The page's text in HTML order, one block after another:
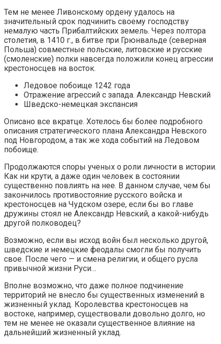
Тем не менее Ливонскому ордену удалось на
значительный срок подчинить своему господству
немалую часть Прибалтийских земель. Через полтора
столетия, в 1410 г., в битве при Грюнвальде (северная
Польша) совместные польские, литовские и русские
(смоленские) полки навсегда положили конец агрессии
крестоносцев на восток.
Ледовое побоище 1242 года
Отражение агрессий с запада. Александр Невский
Шведско-немецкая экспансия
Описано все вкратце. Хотелось бы более подробного
описания стратегического плана Александра Невского
под Новгородом, а так же хода событий на Ледовом
побоище.
Продолжаются споры ученых о роли личности в истории.
Как ни крути, а даже один человек в состоянии
существенно повлиять на нее. В данном случае, чем бы
закончилось противостояние русского войска и
крестоносцев на Чудском озере, если бы во главе
дружины стоял не Александр Невский, а какой-нибудь
другой полководец?
Возможно, если вы исход войн был несколько другой,
шведские и немецкие феодалы смогли бы получить
свое. После чего — и смена религии, и общего русла
привычной жизни Руси…
Вполне возможно, что даже полное подчинение
территорий не внесло бы существенных изменений в
жизненный уклад. Королевства крестоносцев на
востоке, например, существовали довольно долго, но
тем не менее не оказали существенное влияние на
дальнейший жизненный уклад.